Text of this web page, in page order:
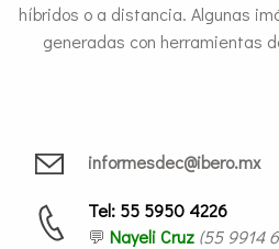
híbridos o a distancia. Algunas
generadas con herramientas
informesdec@ibero.mx
Tel: 55 5950 4226
💬 Nayeli Cruz (55 9914